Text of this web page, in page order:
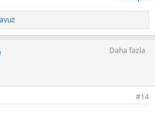
Daha fazla
#14